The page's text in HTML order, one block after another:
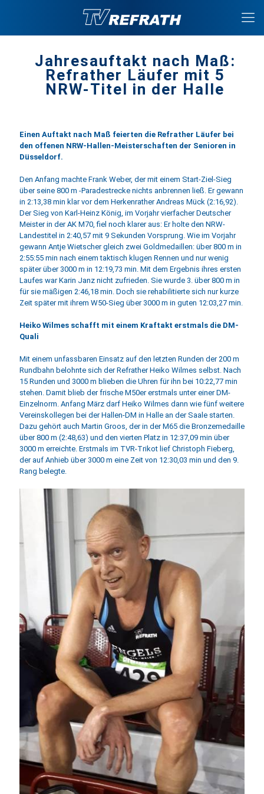
Jahresauftakt nach Maß:
Refrather Läufer mit 5
NRW-Titel in der Halle
Einen Auftakt nach Maß feierten die Refrather Läufer bei
den offenen NRW-Hallen-Meisterschaften der Senioren in
Düsseldorf.
Den Anfang machte Frank Weber, der mit einem Start-Ziel-Sieg
über seine 800 m -Paradestrecke nichts anbrennen ließ. Er gewann
in 2:13,38 min klar vor dem Herkenrather Andreas Mück (2:16,92).
Der Sieg von Karl-Heinz König, im Vorjahr vierfacher Deutscher
Meister in der AK M70, fiel noch klarer aus: Er holte den NRW-
Landestitel in 2:40,57 mit 9 Sekunden Vorsprung. Wie im Vorjahr
gewann Antje Wietscher gleich zwei Goldmedaillen: über 800 m in
2:55:55 min nach einem taktisch klugen Rennen und nur wenig
später über 3000 m in 12:19,73 min. Mit dem Ergebnis ihres ersten
Laufes war Karin Janz nicht zufrieden. Sie wurde 3. über 800 m in
für sie mäßigen 2:46,18 min. Doch sie rehabilitierte sich nur kurze
Zeit später mit ihrem W50-Sieg über 3000 m in guten 12:03,27 min.
Heiko Wilmes schafft mit einem Kraftakt erstmals die DM-
Quali
Mit einem unfassbaren Einsatz auf den letzten Runden der 200 m
Rundbahn belohnte sich der Refrather Heiko Wilmes selbst. Nach
15 Runden und 3000 m blieben die Uhren für ihn bei 10:22,77 min
stehen. Damit blieb der frische M50er erstmals unter einer DM-
Einzelnorm. Anfang März darf Heiko Wilmes dann wie fünf weitere
Vereinskollegen bei der Hallen-DM in Halle an der Saale starten.
Dazu gehört auch Martin Groos, der in der M65 die Bronzemedaille
über 800 m (2:48,63) und den vierten Platz in 12:37,09 min über
3000 m erreichte. Erstmals im TVR-Trikot lief Christoph Fieberg,
der auf Anhieb über 3000 m eine Zeit von 12:30,03 min und den 9.
Rang belegte.